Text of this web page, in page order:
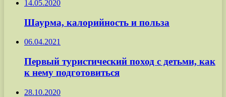
14.05.2020
Шаурма, калорийность и польза
06.04.2021
Первый туристический поход с детьми, как
к нему подготовиться
28.10.2020